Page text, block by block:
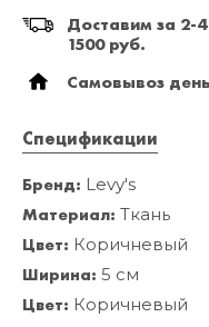
Доставим за 2-
1500 руб.
Самовывоз
Спецификации
Бренд: Levy's
Материал: Ткань
Цвет: Коричневый
Ширина: 5 см
Цвет: Коричневый